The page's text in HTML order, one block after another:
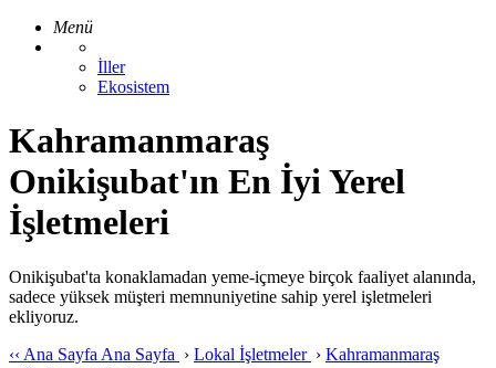
Menü
İller
Ekosistem
Kahramanmaraş
Onikişubat'ın En İyi Yerel
İşletmeleri
Onikişubat'ta konaklamadan yeme-içmeye birçok faaliyet alanında,
sadece yüksek müşteri memnuniyetine sahip yerel işletmeleri
ekliyoruz.
‹‹ Ana Sayfa Ana Sayfa › Lokal İşletmeler › Kahramanmaraş